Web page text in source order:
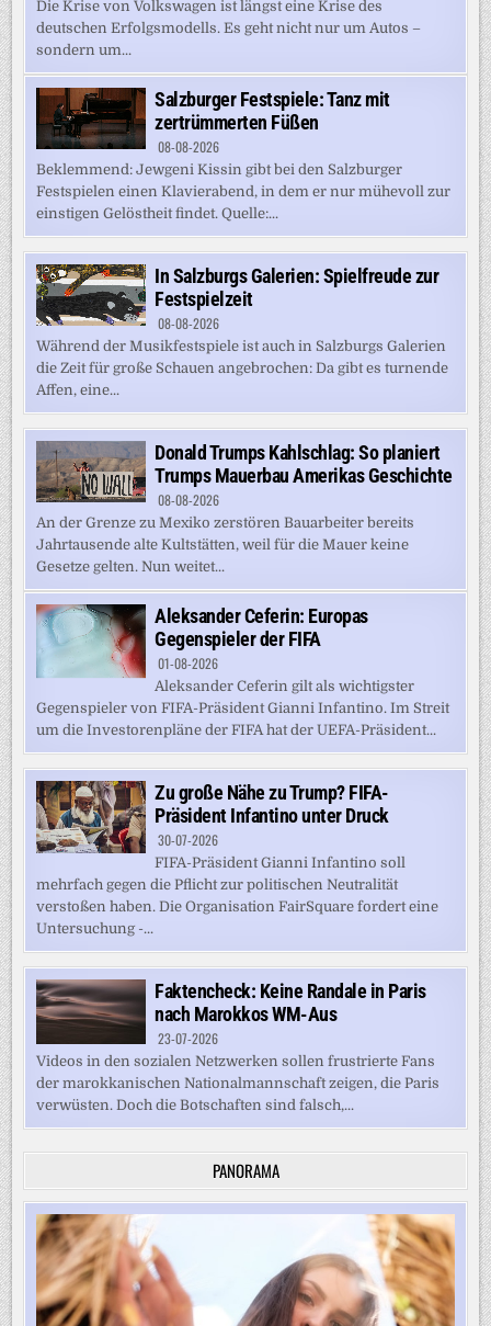
Die Krise von Volkswagen ist längst eine Krise des
deutschen Erfolgsmodells. Es geht nicht nur um Autos –
sondern um...
Salzburger Festspiele: Tanz mit
zertrümmerten Füßen
08-08-2026
Beklemmend: Jewgeni Kissin gibt bei den Salzburger
Festspielen einen Klavierabend, in dem er nur mühevoll zur
einstigen Gelöstheit findet. Quelle:...
In Salzburgs Galerien: Spielfreude zur
Festspielzeit
08-08-2026
Während der Musikfestspiele ist auch in Salzburgs Galerien
die Zeit für große Schauen angebrochen: Da gibt es turnende
Affen, eine...
Donald Trumps Kahlschlag: So planiert
Trumps Mauerbau Amerikas Geschichte
08-08-2026
An der Grenze zu Mexiko zerstören Bauarbeiter bereits
Jahrtausende alte Kultstätten, weil für die Mauer keine
Gesetze gelten. Nun weitet...
Aleksander Ceferin: Europas
Gegenspieler der FIFA
01-08-2026
Aleksander Ceferin gilt als wichtigster
Gegenspieler von FIFA-Präsident Gianni Infantino. Im Streit
um die Investorenpläne der FIFA hat der UEFA-Präsident...
Zu große Nähe zu Trump? FIFA-
Präsident Infantino unter Druck
30-07-2026
FIFA-Präsident Gianni Infantino soll
mehrfach gegen die Pflicht zur politischen Neutralität
verstoßen haben. Die Organisation FairSquare fordert eine
Untersuchung -...
Faktencheck: Keine Randale in Paris
nach Marokkos WM-Aus
23-07-2026
Videos in den sozialen Netzwerken sollen frustrierte Fans
der marokkanischen Nationalmannschaft zeigen, die Paris
verwüsten. Doch die Botschaften sind falsch,...
PANORAMA